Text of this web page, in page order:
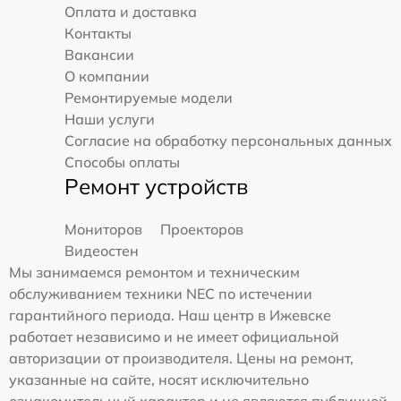
Оплата и доставка
Контакты
Вакансии
О компании
Ремонтируемые модели
Наши услуги
Согласие на обработку персональных данных
Способы оплаты
Ремонт устройств
Мониторов
Проекторов
Видеостен
Мы занимаемся ремонтом и техническим
обслуживанием техники NEC по истечении
гарантийного периода. Наш центр в Ижевске
работает независимо и не имеет официальной
авторизации от производителя. Цены на ремонт,
указанные на сайте, носят исключительно